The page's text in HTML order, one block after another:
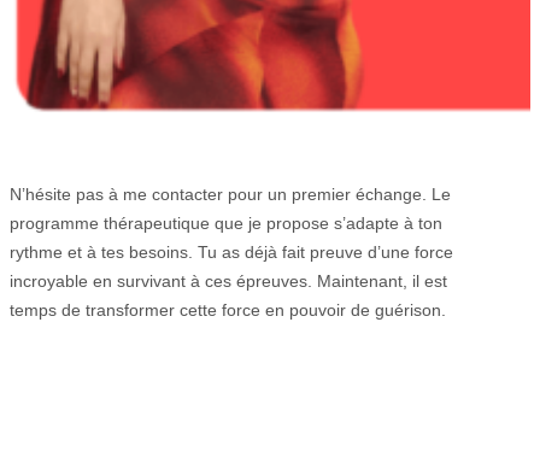
N’hésite pas à me contacter pour un premier échange. Le
programme thérapeutique que je propose s’adapte à ton
rythme et à tes besoins. Tu as déjà fait preuve d’une force
incroyable en survivant à ces épreuves. Maintenant, il est
temps de transformer cette force en pouvoir de guérison.